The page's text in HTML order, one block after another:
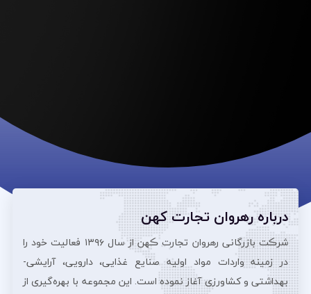
درباره رهروان تجارت کهن
شرڪت بازرگانی رهروان تجارت ڪهن از سال ۱۳۹۶ فعالیت خود را
در زمینه واردات مواد اولیه صنایع غذایی، دارویی، آرایشی‌-
بهداشتی و کشاورزی آغاز نموده است. این مجموعه با بهره‌گیری از